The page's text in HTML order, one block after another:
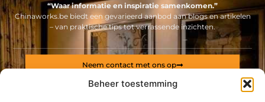
Beheer toestemming
“Waar informatie en inspiratie samenkomen.”
Chinaworks.be biedt een gevarieerd aanbod aan blogs en artikelen
– van praktische tips tot verrassende inzichten.
Neem contact met ons op